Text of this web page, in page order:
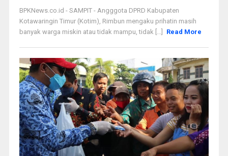
BPKNews.co.id - SAMPIT - Angggota DPRD Kabupaten
Kotawaringin Timur (Kotim), Rimbun mengaku prihatin masih
banyak warga miskin atau tidak mampu, tidak [...]
Read More